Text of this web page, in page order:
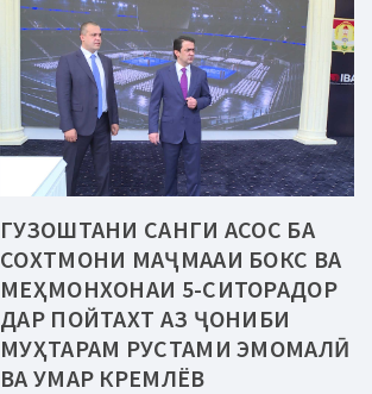
ГУЗОШТАНИ САНГИ АСОС БА
СОХТМОНИ МАҶМААИ БОКС ВА
МЕҲМОНХОНАИ 5-СИТОРАДОР
ДАР ПОЙТАХТ АЗ ҶОНИБИ
МУҲТАРАМ РУСТАМИ ЭМОМАЛӢ
ВА УМАР КРЕМЛЁВ